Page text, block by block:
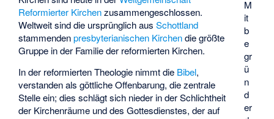
M
it
b
e
gr
ü
n
d
er
Reformierter Kirchenzusammengeschlossen.
Weltweit sind die ursprünglich ausSchottland
stammendenpresbyterianischen Kirchendie größte
Gruppe in der Familie der reformierten Kirchen.
In der reformierten Theologie nimmt die Bibel,
verstanden als göttliche Offenbarung, die zentrale
Stelle ein; dies schlägt sich nieder in der Schlichtheit
der Kirchenräume und des Gottesdienstes, der auf